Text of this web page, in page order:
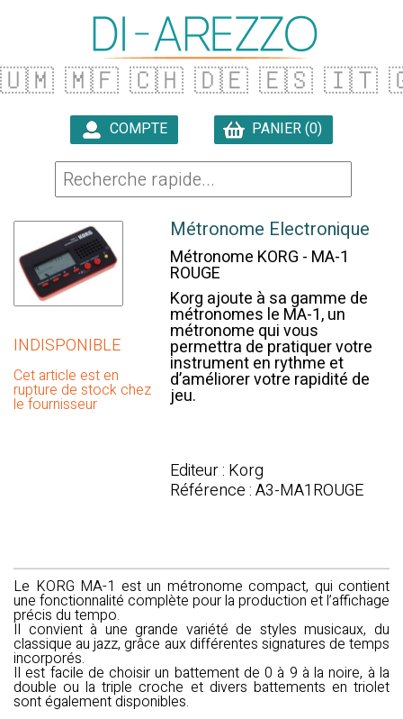
🇺🇲 🇲🇫 🇨🇭 🇩🇪 🇪🇸 🇮🇹
COMPTE PANIER (0)
INDISPONIBLE
Cet article est en
rupture de stock chez
le fournisseur
Métronome Electronique
Métronome KORG - MA-1
ROUGE
Korg ajoute à sa gamme de
métronomes le MA-1, un
métronome qui vous
permettra de pratiquer votre
instrument en rythme et
d’améliorer votre rapidité de
jeu.
Editeur : Korg
Référence : A3-MA1ROUGE
Le KORG MA-1 est un métronome compact, qui contient
une fonctionnalité complète pour la production et l’affichage
précis du tempo.
Il convient à une grande variété de styles musicaux, du
classique au jazz, grâce aux différentes signatures de temps
incorporés.
Il est facile de choisir un battement de 0 à 9 à la noire, à la
double ou la triple croche et divers battements en triolet
sont également disponibles.